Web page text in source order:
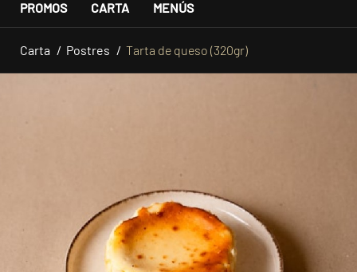
PROMOS CARTA MENÚS
Carta Postres Tarta de queso (320gr)